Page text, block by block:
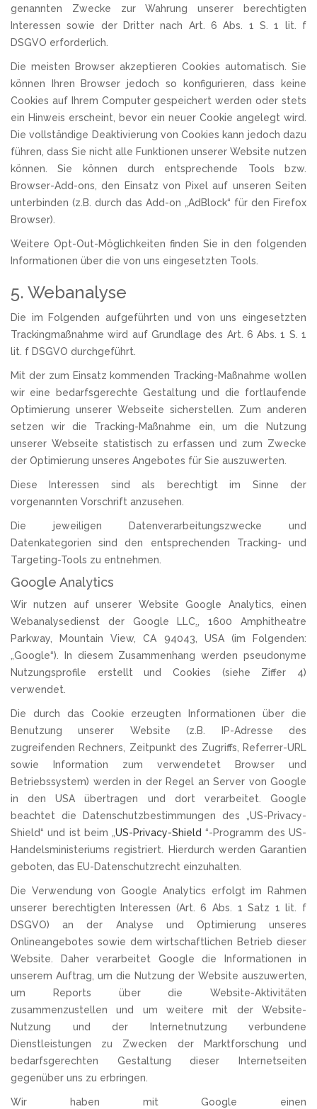
genannten Zwecke zur Wahrung unserer berechtigten
Interessen sowie der Dritter nach Art. 6 Abs. 1 S. 1 lit. f
DSGVO erforderlich.
Die meisten Browser akzeptieren Cookies automatisch. Sie
können Ihren Browser jedoch so konfigurieren, dass keine
Cookies auf Ihrem Computer gespeichert werden oder stets
ein Hinweis erscheint, bevor ein neuer Cookie angelegt wird.
Die vollständige Deaktivierung von Cookies kann jedoch dazu
führen, dass Sie nicht alle Funktionen unserer Website nutzen
können. Sie können durch entsprechende Tools bzw.
Browser-Add-ons, den Einsatz von Pixel auf unseren Seiten
unterbinden (z.B. durch das Add-on „AdBlock“ für den Firefox
Browser).
Weitere Opt-Out-Möglichkeiten finden Sie in den folgenden
Informationen über die von uns eingesetzten Tools.
5. Webanalyse
Die im Folgenden aufgeführten und von uns eingesetzten
Trackingmaßnahme wird auf Grundlage des Art. 6 Abs. 1 S. 1
lit. f DSGVO durchgeführt.
Mit der zum Einsatz kommenden Tracking-Maßnahme wollen
wir eine bedarfsgerechte Gestaltung und die fortlaufende
Optimierung unserer Webseite sicherstellen. Zum anderen
setzen wir die Tracking-Maßnahme ein, um die Nutzung
unserer Webseite statistisch zu erfassen und zum Zwecke
der Optimierung unseres Angebotes für Sie auszuwerten.
Diese Interessen sind als berechtigt im Sinne der
vorgenannten Vorschrift anzusehen.
Die jeweiligen Datenverarbeitungszwecke und
Datenkategorien sind den entsprechenden Tracking- und
Targeting-Tools zu entnehmen.
Google Analytics
Wir nutzen auf unserer Website Google Analytics, einen
Webanalysedienst der Google LLC., 1600 Amphitheatre
Parkway, Mountain View, CA 94043, USA (im Folgenden:
„Google“). In diesem Zusammenhang werden pseudonyme
Nutzungsprofile erstellt und Cookies (siehe Ziffer 4)
verwendet.
Die durch das Cookie erzeugten Informationen über die
Benutzung unserer Website (z.B. IP-Adresse des
zugreifenden Rechners, Zeitpunkt des Zugriffs, Referrer-URL
sowie Information zum verwendetet Browser und
Betriebssystem) werden in der Regel an Server von Google
in den USA übertragen und dort verarbeitet. Google
beachtet die Datenschutzbestimmungen des „US-Privacy-
Shield“ und ist beim „US-Privacy-Shield“-Programm des US-
Handelsministeriums registriert. Hierdurch werden Garantien
geboten, das EU-Datenschutzrecht einzuhalten.
Die Verwendung von Google Analytics erfolgt im Rahmen
unserer berechtigten Interessen (Art. 6 Abs. 1 Satz 1 lit. f
DSGVO) an der Analyse und Optimierung unseres
Onlineangebotes sowie dem wirtschaftlichen Betrieb dieser
Website. Daher verarbeitet Google die Informationen in
unserem Auftrag, um die Nutzung der Website auszuwerten,
um Reports über die Website-Aktivitäten
zusammenzustellen und um weitere mit der Website-
Nutzung und der Internetnutzung verbundene
Dienstleistungen zu Zwecken der Marktforschung und
bedarfsgerechten Gestaltung dieser Internetseiten
gegenüber uns zu erbringen.
Wir haben mit Google einen